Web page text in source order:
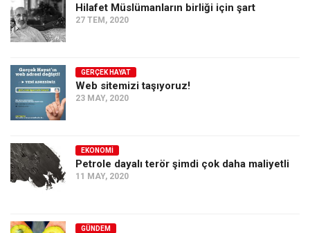
Ekonomi
Spor
Sağlık
Gıda-Beslenme
Türkiye
Siyaset
Dünya
Hilafet Müslümanların birliği için şart
27 TEM, 2020
GERÇEK HAYAT
Web sitemizi taşıyoruz!
23 MAY, 2020
EKONOMI
Petrole dayalı terör şimdi çok daha maliyetli
11 MAY, 2020
GÜNDEM